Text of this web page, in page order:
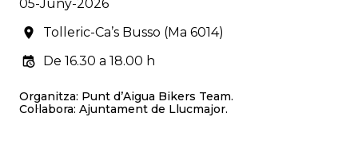
05-Juny-2026
Tolleric-Ca’s Busso (Ma 6014)
De 16.30 a 18.00 h
Organitza: Punt d’Aigua Bikers Team.
Col·labora: Ajuntament de Llucmajor.